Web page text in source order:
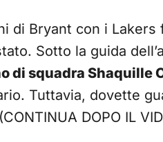
di Bryant con i
Sotto la guida
di squadra Shaquille
Tuttavia, dovette
DOPO IL